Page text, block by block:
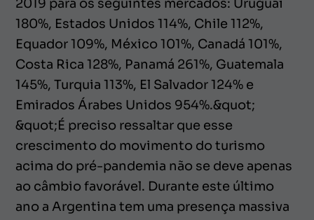
2019 para os seguintes mercados: Uruguai
180%, Estados Unidos 114%, Chile 112%,
Equador 109%, México 101%, Canadá 101%,
Costa Rica 128%, Panamá 261%, Guatemala
145%, Turquia 113%, El Salvador 124% e
Emirados Árabes Unidos 954%.&quot;
&quot;É preciso ressaltar que esse
crescimento do movimento do turismo
acima do pré-pandemia não se deve apenas
ao câmbio favorável. Durante este último
ano a Argentina tem uma presença massiva